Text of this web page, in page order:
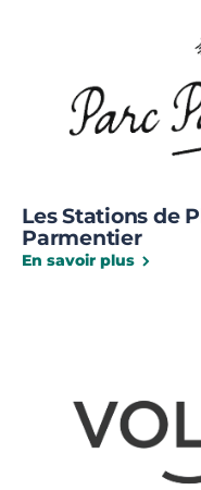
Les Stations de
Parmentier
En savoir plus